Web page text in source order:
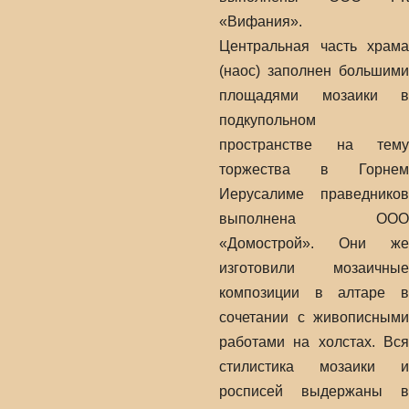
«Вифания».
Центральная часть храма
(наос) заполнен большими
площадями мозаики в
подкупольном
пространстве на тему
торжества в Горнем
Иерусалиме праведников
выполнена ООО
«Домострой». Они же
изготовили мозаичные
композиции в алтаре в
сочетании с живописными
работами на холстах. Вся
стилистика мозаики и
росписей выдержаны в